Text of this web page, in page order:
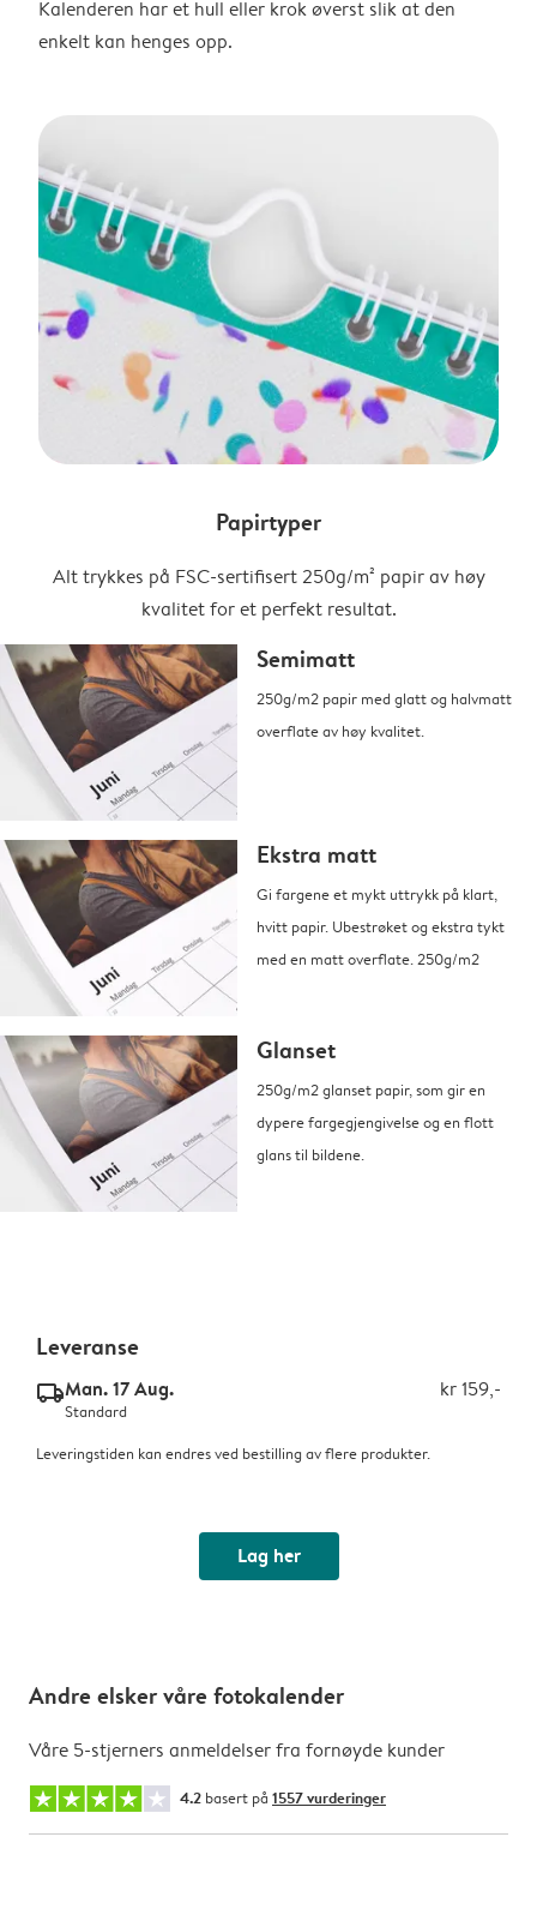
Kalenderen har et hull eller krok øverst slik at den
enkelt kan henges opp.
Papirtyper
Alt trykkes på FSC-sertifisert 250g/m² papir av høy
kvalitet for et perfekt resultat.
Semimatt
250g/m2 papir med glatt og halvmatt
overflate av høy kvalitet.
Ekstra matt
Gi fargene et mykt uttrykk på klart,
hvitt papir. Ubestrøket og ekstra tykt
med en matt overflate. 250g/m2
Glanset
250g/m2 glanset papir, som gir en
dypere fargegjengivelse og en flott
glans til bildene.
Leveranse
delivery_standard_v2Man. 17 Aug. kr 159,-
Standard
Leveringstiden kan endres ved bestilling av flere produkter.
Lag her
Andre elsker våre fotokalender
Våre 5-stjerners anmeldelser fra fornøyde kunder
4.2 basert på 1557 vurderinger